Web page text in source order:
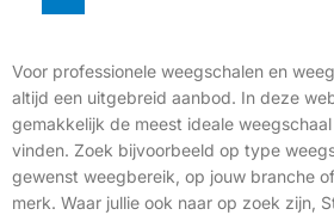
Voor professionele weegschalen en
altijd een uitgebreid aanbod. In deze
gemakkelijk de meest ideale
vinden. Zoek bijvoorbeeld op type
gewenst weegbereik, op jouw branche
merk. Waar jullie ook naar op zoek zijn,